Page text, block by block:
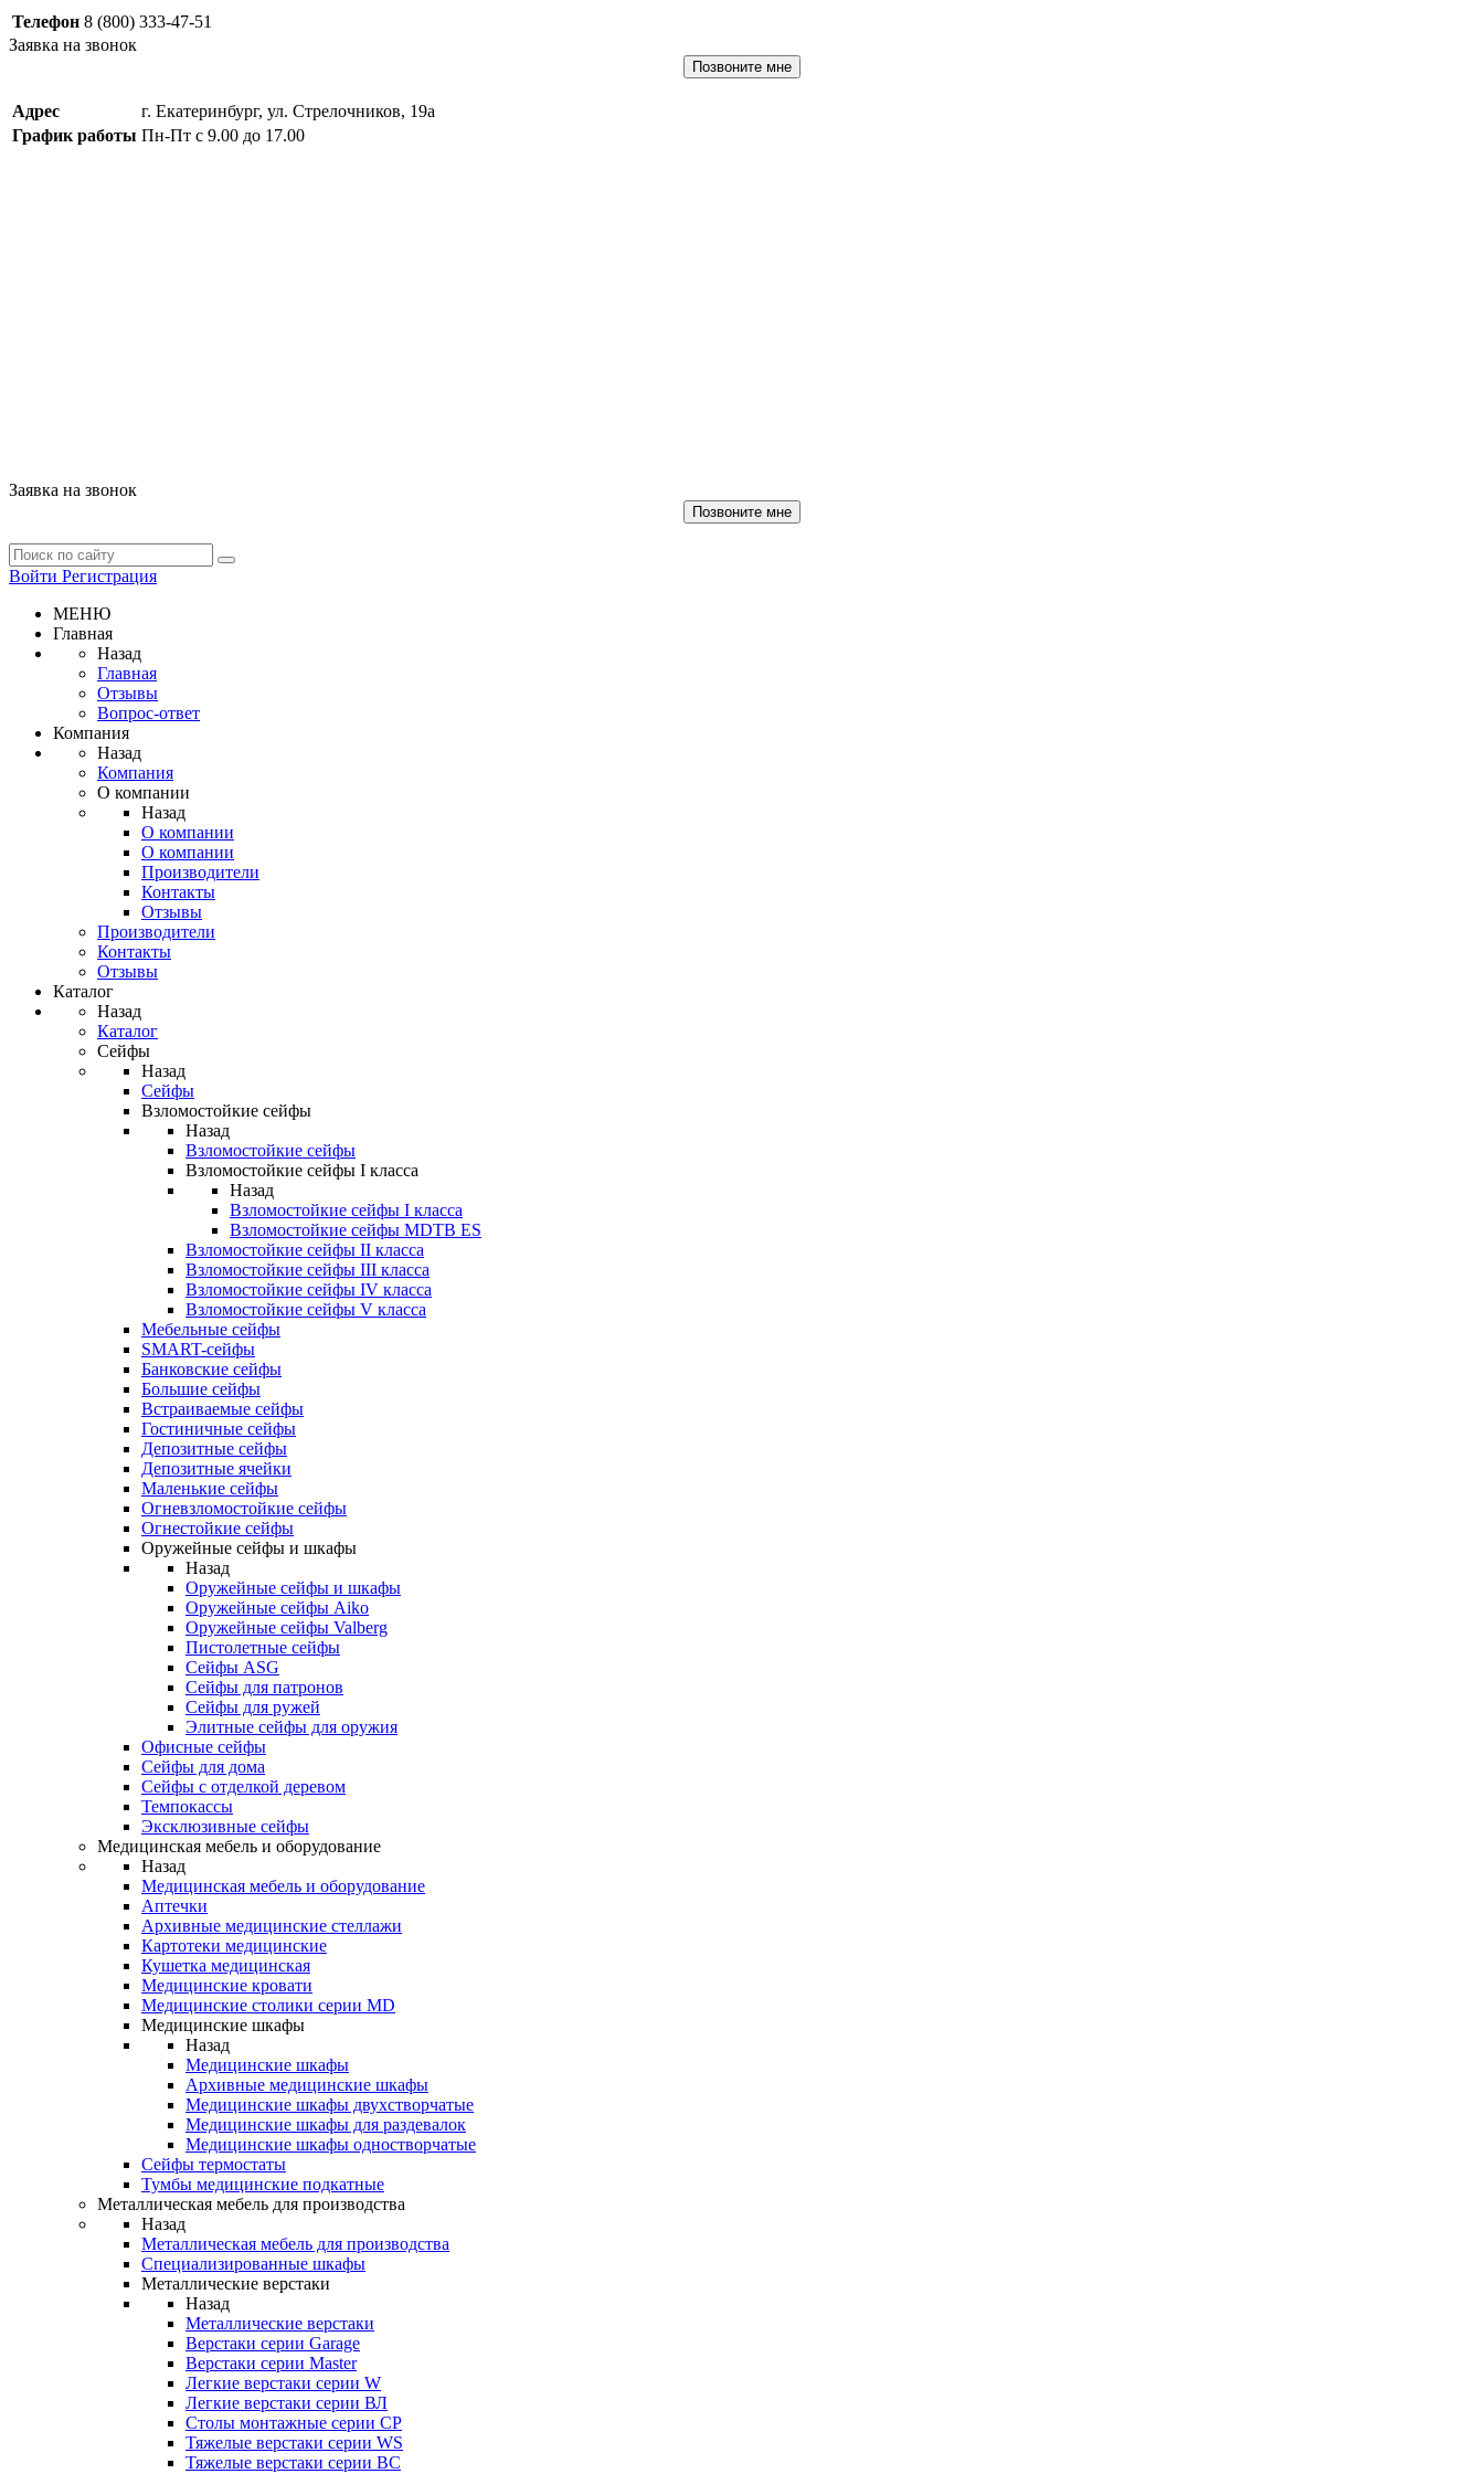
Телефон 8 (800) 333-47-51
Заявка на звонок
Позвоните мне
Адрес
г. Екатеринбург, ул. Стрелочников, 19а
График работы Пн-Пт с 9.00 до 17.00
Заявка на звонок
Позвоните мне
Войти Регистрация
МЕНЮ
Главная
Назад
Главная
Отзывы
Вопрос-ответ
Компания
Назад
Компания
О компании
Назад
О компании
О компании
Производители
Контакты
Отзывы
Производители
Контакты
Отзывы
Каталог
Назад
Каталог
Сейфы
Назад
Сейфы
Взломостойкие сейфы
Назад
Взломостойкие сейфы
Взломостойкие сейфы I класса
Назад
Взломостойкие сейфы I класса
Взломостойкие сейфы MDTB ES
Взломостойкие сейфы II класса
Взломостойкие сейфы III класса
Взломостойкие сейфы IV класса
Взломостойкие сейфы V класса
Мебельные сейфы
SMART-сейфы
Банковские сейфы
Большие сейфы
Встраиваемые сейфы
Гостиничные сейфы
Депозитные сейфы
Депозитные ячейки
Маленькие сейфы
Огневзломостойкие сейфы
Огнестойкие сейфы
Оружейные сейфы и шкафы
Назад
Оружейные сейфы и шкафы
Оружейные сейфы Aiko
Оружейные сейфы Valberg
Пистолетные сейфы
Сейфы ASG
Сейфы для патронов
Сейфы для ружей
Элитные сейфы для оружия
Офисные сейфы
Сейфы для дома
Сейфы с отделкой деревом
Темпокассы
Эксклюзивные сейфы
Медицинская мебель и оборудование
Назад
Медицинская мебель и оборудование
Аптечки
Архивные медицинские стеллажи
Картотеки медицинские
Кушетка медицинская
Медицинские кровати
Медицинские столики серии MD
Медицинские шкафы
Назад
Медицинские шкафы
Архивные медицинские шкафы
Медицинские шкафы двухстворчатые
Медицинские шкафы для раздевалок
Медицинские шкафы одностворчатые
Сейфы термостаты
Тумбы медицинские подкатные
Металлическая мебель для производства
Назад
Металлическая мебель для производства
Cпециализированные шкафы
Металлические верстаки
Назад
Металлические верстаки
Верстаки серии Garage
Верстаки серии Master
Легкие верстаки серии W
Легкие верстаки серии ВЛ
Столы монтажные серии СР
Тяжелые верстаки серии WS
Тяжелые верстаки серии ВС